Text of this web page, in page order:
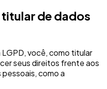
de dados
você, como titular
seus direitos frente aos
como a